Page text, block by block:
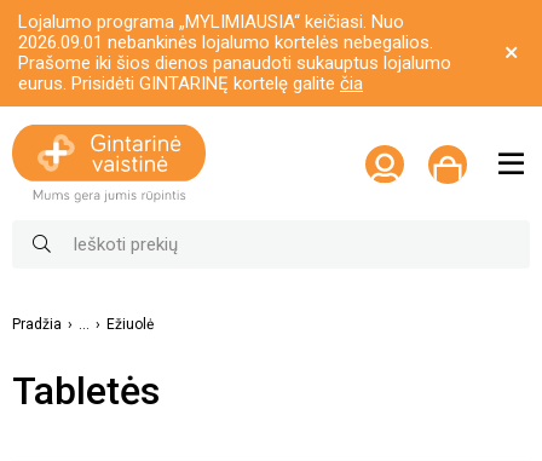
Lojalumo programa „MYLIMIAUSIA“ keičiasi. Nuo
2026.09.01 nebankinės lojalumo kortelės nebegalios.
Prašome iki šios dienos panaudoti sukauptus lojalumo
eurus. Prisidėti GINTARINĘ kortelę galite čia
Pradžia ... Ežiuolė
Tabletės